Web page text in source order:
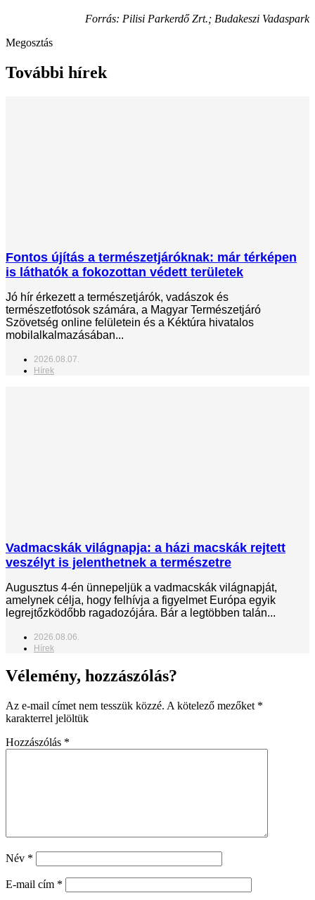
Forrás: Pilisi Parkerdő Zrt.; Budakeszi Vadaspark
Megosztás
További hírek
Fontos újítás a természetjáróknak: már térképen
is láthatók a fokozottan védett területek
Jó hír érkezett a természetjárók, vadászok és
természetfotósok számára, a Magyar Természetjáró
Szövetség online felületein és a Kéktúra hivatalos
mobilalkalmazásában...
2026.08.07.
Hírek
Vadmacskák világnapja: a házi macskák rejtett
veszélyt is jelenthetnek a természetre
Augusztus 4-én ünnepeljük a vadmacskák világnapját,
amelynek célja, hogy felhívja a figyelmet Európa egyik
legrejtőzködőbb ragadozójára. Bár a legtöbben talán...
2026.08.06.
Hírek
Vélemény, hozzászólás?
Az e-mail címet nem tesszük közzé. A kötelező mezőket *
karakterrel jelöltük
Hozzászólás *
Név *
E-mail cím *